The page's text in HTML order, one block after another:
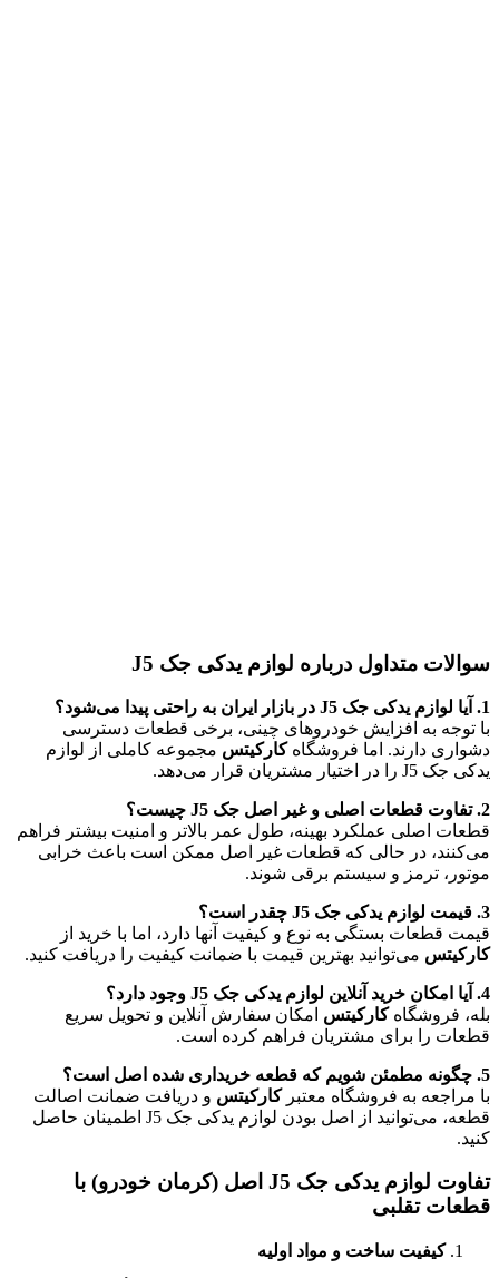
سوالات متداول درباره لوازم یدکی جک J5
1. آیا لوازم یدکی جک J5 در بازار ایران به راحتی پیدا می‌شود؟
با توجه به افزایش خودروهای چینی، برخی قطعات دسترسی
دشواری دارند. اما فروشگاهکارکیتس مجموعه کاملی از لوازم
یدکی جک J5 را در اختیار مشتریان قرار می‌دهد.
2. تفاوت قطعات اصلی و غیر اصل جک J5 چیست؟
قطعات اصلی عملکرد بهینه، طول عمر بالاتر و امنیت بیشتر فراهم
می‌کنند، در حالی که قطعات غیر اصل ممکن است باعث خرابی
موتور، ترمز و سیستم برقی شوند.
3. قیمت لوازم یدکی جک J5 چقدر است؟
قیمت قطعات بستگی به نوع و کیفیت آنها دارد، اما با خرید از
کارکیتس می‌توانید بهترین قیمت با ضمانت کیفیت را دریافت کنید.
4. آیا امکان خرید آنلاین لوازم یدکی جک J5 وجود دارد؟
بله، فروشگاهکارکیتس امکان سفارش آنلاین و تحویل سریع
قطعات را برای مشتریان فراهم کرده است.
5. چگونه مطمئن شویم که قطعه خریداری شده اصل است؟
با مراجعه به فروشگاه معتبرکارکیتس و دریافت ضمانت اصالت
قطعه، می‌توانید از اصل بودن لوازم یدکی جک J5 اطمینان حاصل
کنید.
تفاوت لوازم یدکی جک J5 اصل (کرمان خودرو) با
قطعات تقلبی
کیفیت ساخت و مواد اولیه